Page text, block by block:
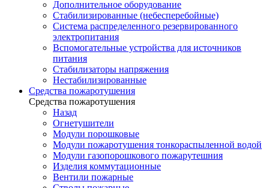
Дополнительное оборудование
Стабилизированные (небесперебойные)
Система распределенного резервированного
электропитания
Вспомогательные устройства для источников
питания
Стабилизаторы напряжения
Нестабилизированные
Средства пожаротушения
Средства пожаротушения
Назад
Огнетушители
Модули порошковые
Модули пожаротушения тонкораспыленной водой
Модули газопорошкового пожарутешния
Изделия коммутационные
Вентили пожарные